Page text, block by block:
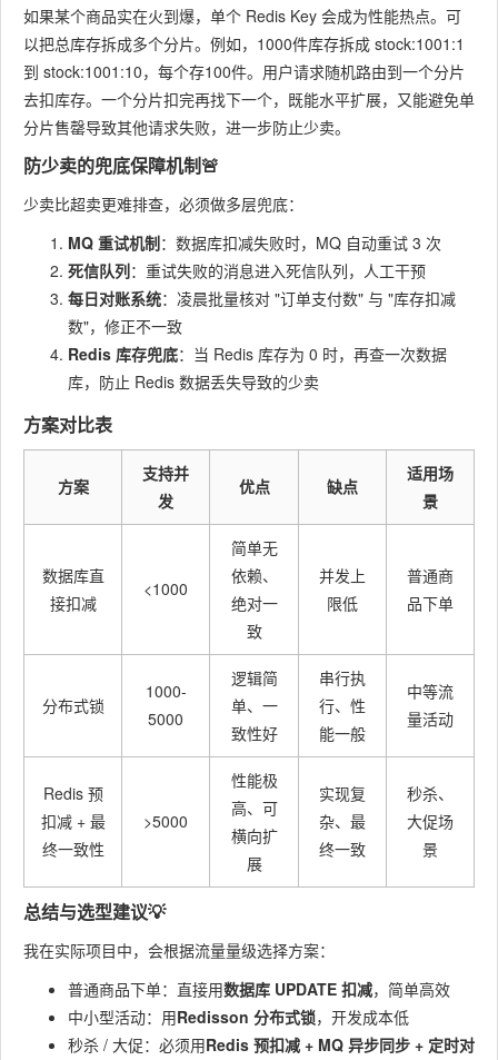
如果某个商品实在火到爆，单个 Redis Key 会成为性能热点。可
以把总库存拆成多个分片。例如，1000件库存拆成 stock:1001:1
到 stock:1001:10，每个存100件。用户请求随机路由到一个分片
去扣库存。一个分片扣完再找下一个，既能水平扩展，又能避免单
分片售罄导致其他请求失败，进一步防止少卖。
防少卖的兜底保障机制🚨
少卖比超卖更难排查，必须做多层兜底：
MQ 重试机制：数据库扣减失败时，MQ 自动重试 3 次
死信队列：重试失败的消息进入死信队列，人工干预
每日对账系统：凌晨批量核对 "订单支付数" 与 "库存扣减
数"，修正不一致
Redis 库存兜底：当 Redis 库存为 0 时，再查一次数据
库，防止 Redis 数据丢失导致的少卖
方案对比表
方案
支持并
发
优点 缺点
适用场
景
数据库直
接扣减
<1000
简单无
依赖、
绝对一
致
并发上
限低
普通商
品下单
分布式锁
1000-
5000
逻辑简
单、一
致性好
串行执
行、性
能一般
中等流
量活动
Redis 预
扣减 + 最
终一致性
>5000
性能极
高、可
横向扩
展
实现复
杂、最
终一致
秒杀、
大促场
景
总结与选型建议💡
我在实际项目中，会根据流量量级选择方案：
普通商品下单：直接用数据库 UPDATE 扣减，简单高效
中小型活动：用Redisson 分布式锁，开发成本低
秒杀 / 大促：必须用Redis 预扣减 + MQ 异步同步 + 定时对